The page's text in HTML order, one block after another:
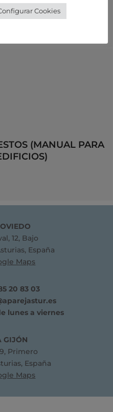
(MANUAL PARA
12, Bajo
España
Maps
20 83 03
lunes a viernes
GIJÓN
Primero
España
Maps
Cookies